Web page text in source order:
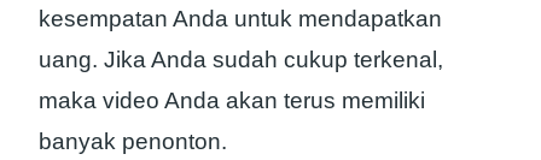
kesempatan Anda untuk mendapatkan
uang. Jika Anda sudah cukup terkenal,
maka video Anda akan terus memiliki
banyak penonton.